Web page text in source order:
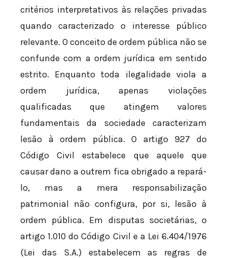
critérios interpretativos às relações privadas
quando caracterizado o interesse público
relevante. O conceito de ordem pública não se
confunde com a ordem jurídica em sentido
estrito. Enquanto toda ilegalidade viola a
ordem jurídica, apenas violações
qualificadas que atingem valores
fundamentais da sociedade caracterizam
lesão à ordem pública. O artigo 927 do
Código Civil estabelece que aquele que
causar dano a outrem fica obrigado a repará-
lo, mas a mera responsabilização
patrimonial não configura, por si, lesão à
ordem pública. Em disputas societárias, o
artigo 1.010 do Código Civil e a Lei 6.404/1976
(Lei das S.A.) estabelecem as regras de